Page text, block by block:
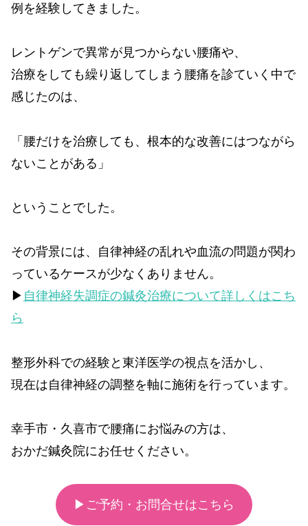
例を経験してきました。
レントゲンで異常が見つからない腰痛や、
治療をしても繰り返してしまう腰痛を診ていく中で
感じたのは、
「腰だけを治療しても、根本的な改善にはつながら
ないことがある」
ということでした。
その背景には、自律神経の乱れや血流の問題が関わ
っているケースが少なくありません。
▶︎ 自律神経失調症の鍼灸治療について詳しくはこち
ら
整形外科での経験と東洋医学の視点を活かし、
現在は自律神経の調整を軸に施術を行っています。
幸手市・久喜市で腰痛にお悩みの方は、
おかだ鍼灸院にお任せください。
▶ご予約・お問合せはこちら